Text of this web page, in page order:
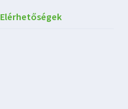
Elérhetőségek